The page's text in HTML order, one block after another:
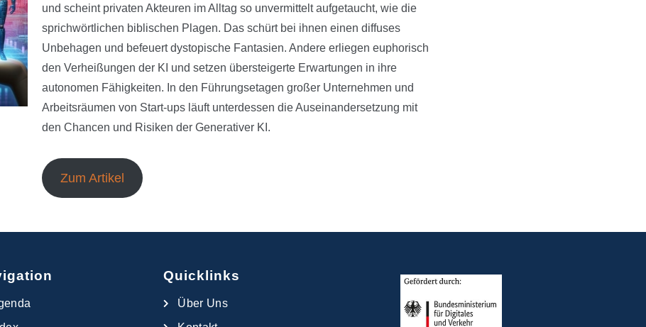
und scheint privaten Akteuren im Alltag so unvermittelt aufgetaucht, wie die
sprichwörtlichen biblischen Plagen. Das schürt bei ihnen einen diffuses
Unbehagen und befeuert dystopische Fantasien. Andere erliegen euphorisch
den Verheißungen der KI und setzen übersteigerte Erwartungen in ihre
autonomen Fähigkeiten. In den Führungsetagen großer Unternehmen und
Arbeitsräumen von Start-ups läuft unterdessen die Auseinandersetzung mit
den Chancen und Risiken der Generativer KI.
Zum Artikel
Quicklinks
Über Uns